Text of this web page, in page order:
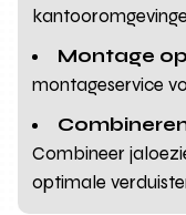
Montage
montageservice
Combineer
optimale